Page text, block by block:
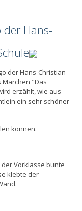
der Hans-
der Hans-Christian-
"Das
erzählt, wie aus
ein sehr schöner
können.
Vorklasse bunte
klebte der